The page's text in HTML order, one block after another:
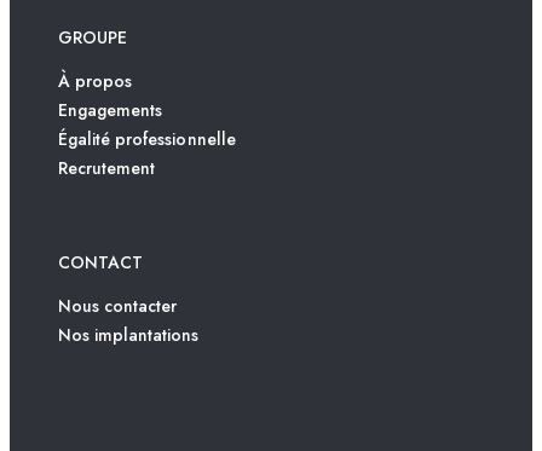
GROUPE
À propos
Engagements
Égalité professionnelle
Recrutement
CONTACT
Nous contacter
Nos implantations